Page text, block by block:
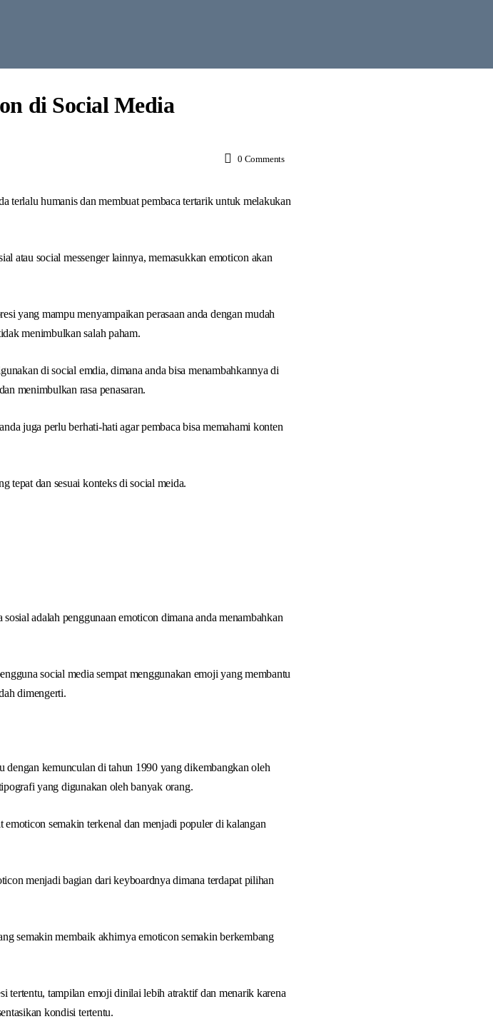
di Social Media
0 Comments
terlalu humanis dan membuat pembaca tertarik untuk melakukan
atau social messenger lainnya, memasukkan emoticon akan
yang mampu menyampaikan perasaan anda dengan mudah
menimbulkan salah paham.
di social emdia, dimana anda bisa menambahkannya di
menimbulkan rasa penasaran.
juga perlu berhati-hati agar pembaca bisa memahami konten
tepat dan sesuai konteks di social meida.
adalah penggunaan emoticon dimana anda menambahkan
social media sempat menggunakan emoji yang membantu
dimengerti.
dengan kemunculan di tahun 1990 yang dikembangkan oleh
yang digunakan oleh banyak orang.
semakin terkenal dan menjadi populer di kalangan
menjadi bagian dari keyboardnya dimana terdapat pilihan
semakin membaik akhirnya emoticon semakin berkembang
tertentu, tampilan emoji dinilai lebih atraktif dan menarik karena
kondisi tertentu.